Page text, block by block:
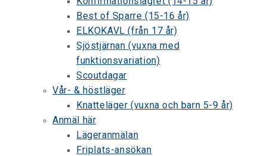
Best of Sparre (15-16 år)
ELKOKAVL (från 17 år)
Sjöstjärnan (vuxna med
funktionsvariation)
Scoutdagar
Vår- & höstläger
Knatteläger (vuxna och barn 5-9 år)
Anmäl här
Lägeranmälan
Friplats-ansökan